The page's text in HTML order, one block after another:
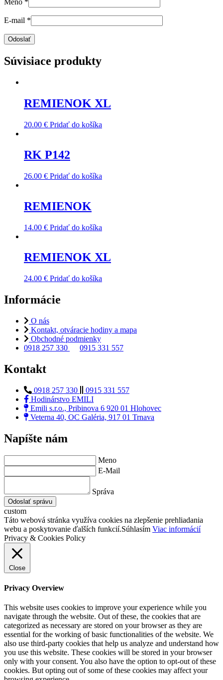
Meno *
E-mail *
Súvisiace produkty
REMIENOK XL
20.00 € Pridať do košíka
RK P142
26.00 € Pridať do košíka
REMIENOK
14.00 € Pridať do košíka
REMIENOK XL
24.00 € Pridať do košíka
Informácie
O nás
Kontakt, otváracie hodiny a mapa
Obchodné podmienky
0918 257 330
0915 331 557
Kontakt
0918 257 330
0915 331 557
Hodinárstvo EMILI
Emili s.r.o., Pribinova 6 920 01 Hlohovec
Veterna 40, OC Galéria, 917 01 Trnava
Napíšte nám
Meno
E-Mail
Správa
Odoslať správu
custom
Táto webová stránka využíva cookies na zlepšenie prehliadania
webu a poskytovanie ďalších funkcií.Súhlasím Viac informácií
Privacy & Cookies Policy
Close
Privacy Overview
This website uses cookies to improve your experience while you
navigate through the website. Out of these, the cookies that are
categorized as necessary are stored on your browser as they are
essential for the working of basic functionalities of the website. We
also use third-party cookies that help us analyze and understand how
you use this website. These cookies will be stored in your browser
only with your consent. You also have the option to opt-out of these
cookies. But opting out of some of these cookies may affect your